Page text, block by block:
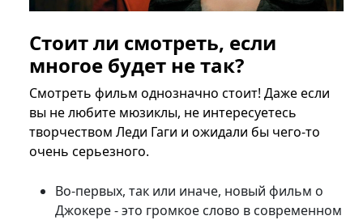
Стоит ли смотреть, если
многое будет не так?
Смотреть фильм однозначно стоит! Даже если
вы не любите мюзиклы, не интересуетесь
творчеством Леди Гаги и ожидали бы чего-то
очень серьезного.
Во-первых, так или иначе, новый фильм о
Джокере - это громкое слово в современном